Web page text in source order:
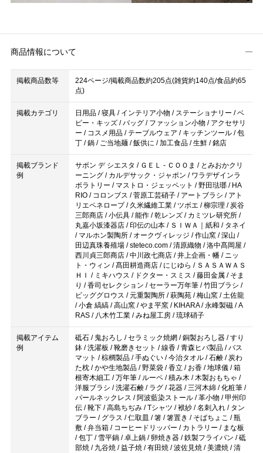
商品情報について
掲載商品数等
224ページ/掲載商品数約205点(雑貨約140点/食品約65
点)
掲載カテゴリ
日用品 / 寝具 / インテリア小物 / ステーショナリー / ベ
ビー・キッズ / バッグ / ファッション小物 / アクセサリ
ー / コスメ用品 / テーブルウェア / キッチンツール / 包
丁 / 鍋 / ご当地麺 / 飯供に / 加工食品 / 生鮮 / 銘店
掲載ブランド
例
サボン デ シエスタ / ＧＥＬ - ＣＯＯま / とみおかクリ
ーニング / カルデサック・ジャポン / ワラデザインラ
ボラトリー / マストロ・ジェッペット / 野田琺瑯 / HA
RIO / コロンブス / 菅原工芸硝子 / アートブラシ / アト
リエペネロープ / 久米繊維工業 / ツボエ / 柳宗理 / 炭谷
三郎商店 / 小伝具 / 能作 / 乾レンズ / カミツレ研究所 /
丸嘉小坂漆器店 / 印伝の山本 / ＳＩＷＡ｜紙和 / タネイ
/ マルホン製陶所 / オークヴィレッジ / 作山窯 / 深山 /
田辺真珠養殖場 / steteco.com / 清原織物 / 洛中髙岡屋 /
西川貞三郎商店 / 中川政七商店 / 井上企画・幡 / ニッ
ト・ウィン / 髙田耕造商店 / にじゆら / ＳＡＳＡＷＡＳ
ＨＩ / ミキハウス / ドクター・スミス / 藤田金属 / そま
り / 香司セレクション / セーラー万年筆 / 竹田ブラシ /
ビッググロウス / 元重製陶所 / 萩陶苑 / 梅山窯 / 土佐龍
/ 小倉 縞縞 / 高山窯 / やま平窯 / KIHARA / 永峰製磁 / A
RAS / 八木竹工業 / みね屋工房 / 琉球硝子
掲載アイテム
例
砥石 / 鬼おろし / セラミック焼網 / 銅製おろし器 / すり
鉢 / 洗濯板 / 靴磨きセット / 線香 / 青森ヒバ製品 / バス
マット / 棕櫚製品 / 手ぬぐい / 今治タオル / 石鹸 / 炭わ
た枕 / かや生地製品 / 野菜袋 / 香立 / お香 / 地球儀 / 箱
根寄木細工 / 万年筆 / ルーペ / 積み木 / 木製おもちゃ /
洋服ブラシ / 洗濯石鹸 / ラグ / 花器 / 三河木綿 / 化粧筆 /
パールネックレス / 阿波藍染ストール / 革小物 / 甲州印
伝 / 靴下 / 高島ちぢみ / Tシャツ / 袱紗 / 名刺入れ / タン
ブラー / グラス / 仁取皿 / 箸 / 箸置き / そばちょこ / 瓶
敷 / 弁当箱 / コーヒードリッパー / カトラリー / まな板
/ 包丁 / 雪平鍋 / 卓上鍋 / 卵焼き器 / 鉄製フライパン / 砥
部焼 / 九谷焼 / 益子焼 / 有田焼 / 波佐見焼 / 美濃焼 / 清